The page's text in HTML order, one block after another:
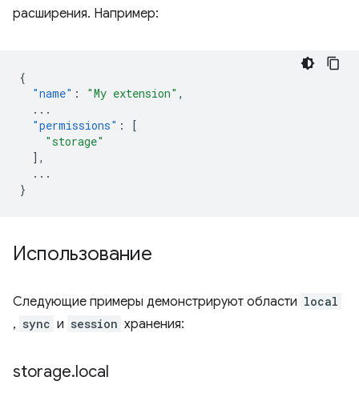
расширения. Например:
{
"name" : "My extension" ,
...
"permissions" :
[
"storage"
],
...
}
Использование
Следующие примеры демонстрируют области local
, sync и session хранения:
storage.local